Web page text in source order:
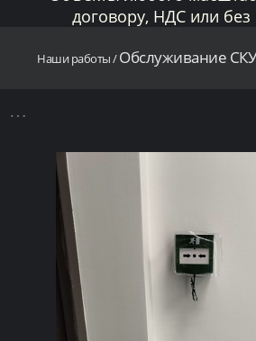
договору, НДС или
Наши работы/Обслуживание